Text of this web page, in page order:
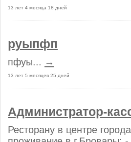
13 лет 4 месяца 18 дней
руыпфп
пфуы... →
13 лет 5 месяцев 25 дней
Администратор-
Ресторану в центре